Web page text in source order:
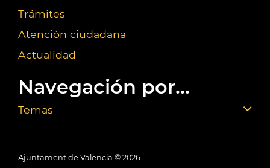
Trámites
Atención ciudadana
Actualidad
Navegación por...
Temas
Ajuntament de València © 2026